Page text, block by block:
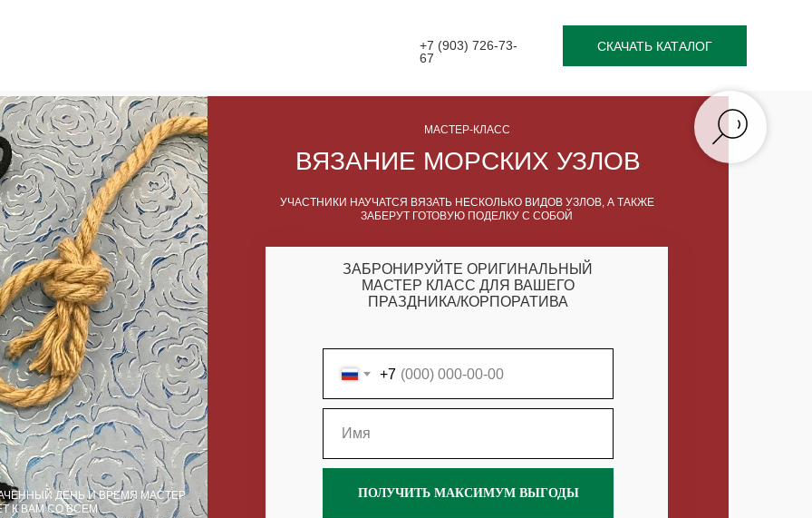
+7 (903) 726-73-
67
СКАЧАТЬ КАТАЛОГ
ЗАБРОНИРУЙТЕ ОРИГИНАЛЬНЫЙ
МАСТЕР КЛАСС ДЛЯ ВАШЕГО
ПРАЗДНИКА/КОРПОРАТИВА
+7
ПОЛУЧИТЬ МАКСИМУМ ВЫГОДЫ
ВЯЗАНИЕ МОРСКИХ УЗЛОВ
МАСТЕР-КЛАСС
УЧАСТНИКИ НАУЧАТСЯ ВЯЗАТЬ НЕСКОЛЬКО ВИДОВ УЗЛОВ, А ТАКЖЕ
ЗАБЕРУТ ГОТОВУЮ ПОДЕЛКУ С СОБОЙ
ДЕНЬ И ВРЕМЯ МАСТЕР
К ВАМ СО ВСЕМ